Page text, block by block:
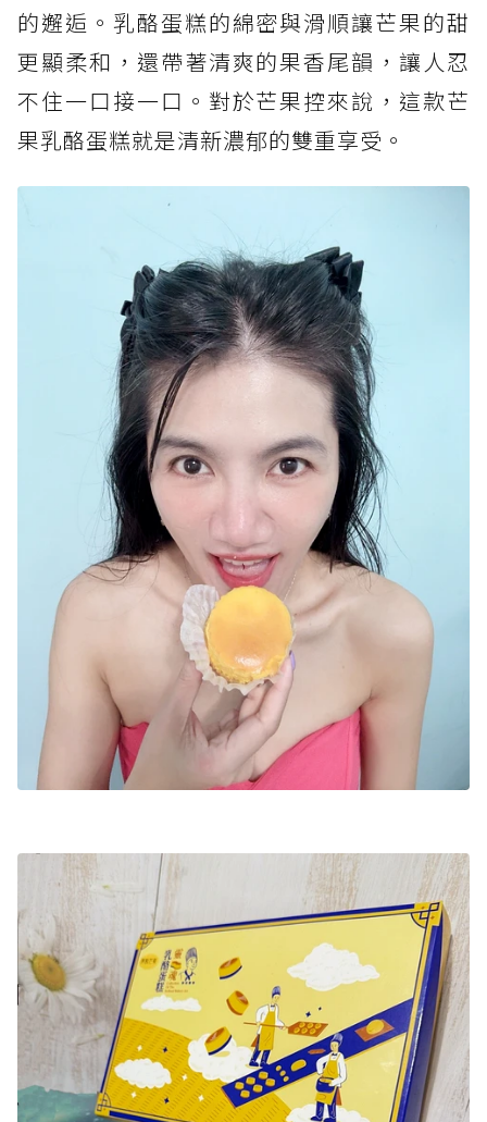
的邂逅。乳酪蛋糕的綿密與滑順讓芒果的甜
更顯柔和，還帶著清爽的果香尾韻，讓人忍
不住一口接一口。對於芒果控來說，這款芒
果乳酪蛋糕就是清新濃郁的雙重享受。